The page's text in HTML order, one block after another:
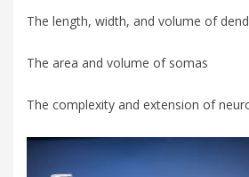
The length, width, and volume of
The area and volume of somas
The complexity and extension of